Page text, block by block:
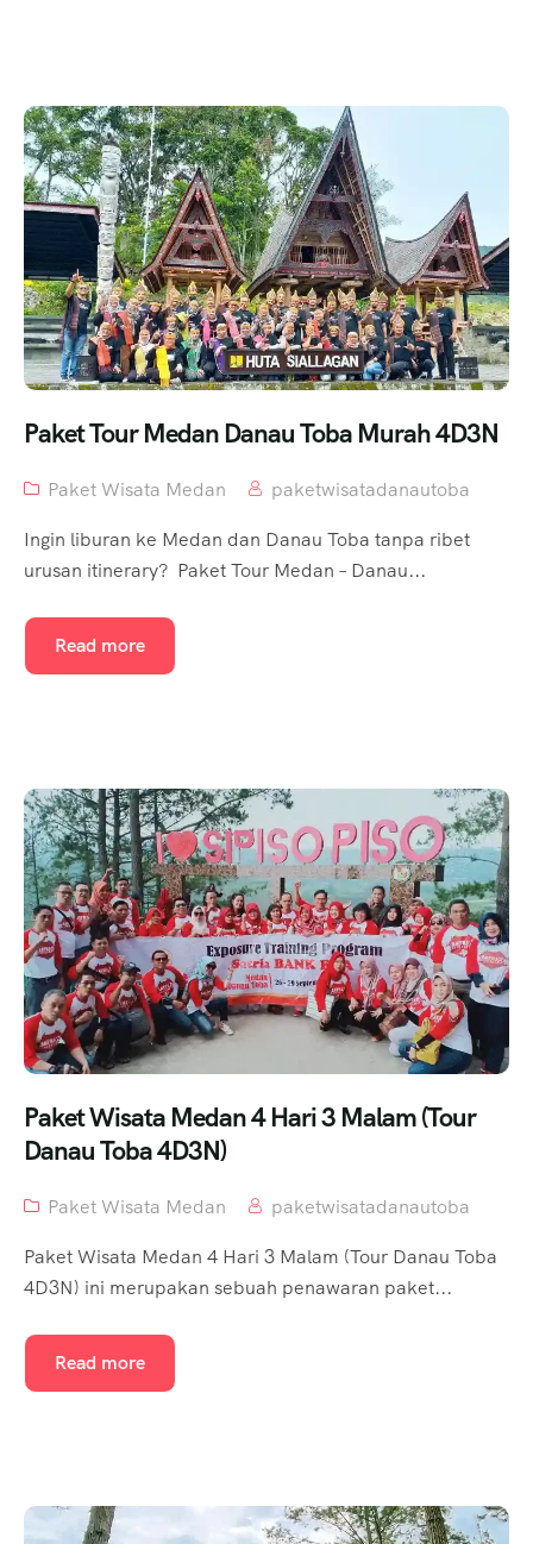
Paket Tour Medan Danau Toba Murah 4D3N
Paket Wisata Medan
paketwisatadanautoba
Ingin liburan ke Medan dan Danau Toba tanpa ribet
urusan itinerary? Paket Tour Medan – Danau...
Read more
Paket Wisata Medan 4 Hari 3 Malam (Tour
Danau Toba 4D3N)
Paket Wisata Medan
paketwisatadanautoba
Paket Wisata Medan 4 Hari 3 Malam (Tour Danau Toba
4D3N) ini merupakan sebuah penawaran paket...
Read more